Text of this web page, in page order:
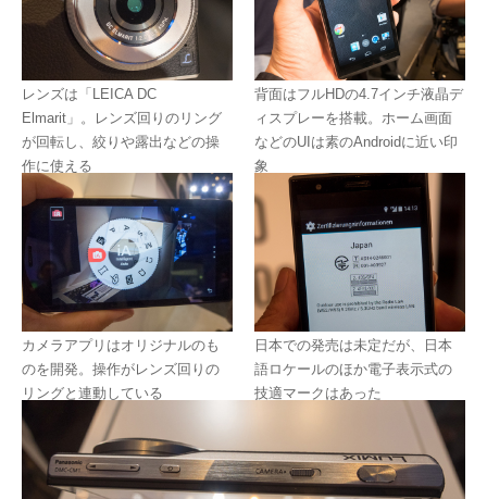
レンズは「LEICA DC
Elmarit」。レンズ回りのリング
が回転し、絞りや露出などの操
作に使える
背面はフルHDの4.7インチ液晶デ
ィスプレーを搭載。ホーム画面
などのUIは素のAndroidに近い印
象
カメラアプリはオリジナルのも
のを開発。操作がレンズ回りの
リングと連動している
日本での発売は未定だが、日本
語ロケールのほか電子表示式の
技適マークはあった